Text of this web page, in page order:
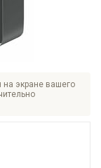
на экране вашего